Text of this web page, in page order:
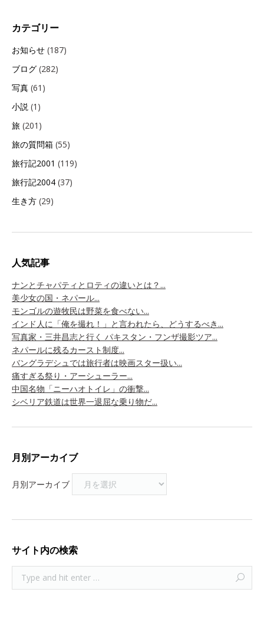
カテゴリー
お知らせ (187)
ブログ (282)
写真 (61)
小説 (1)
旅 (201)
旅の質問箱 (55)
旅行記2001 (119)
旅行記2004 (37)
生き方 (29)
人気記事
ナンとチャパティとロティの違いとは？...
美少女の国・ネパール...
モンゴルの遊牧民は野菜を食べない...
インド人に「俺を撮れ！」と言われたら、どうするべき...
写真家・三井昌志と行く パキスタン・フンザ撮影ツア...
ネパールに残るカースト制度...
バングラデシュでは旅行者は映画スター扱い...
痛すぎる祭り・アーシューラー...
中国名物「ニーハオトイレ」の衝撃...
シベリア鉄道は世界一退屈な乗り物だ...
月別アーカイブ
月別アーカイブ
サイト内の検索